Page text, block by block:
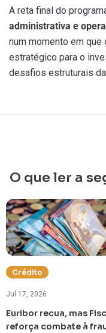
A reta final do
administrativa e
num momento em
estratégico para o
desafios estruturais
O que ler a
Crédito
Jul 17, 2026
Euribor recua, mas
reforça combate à